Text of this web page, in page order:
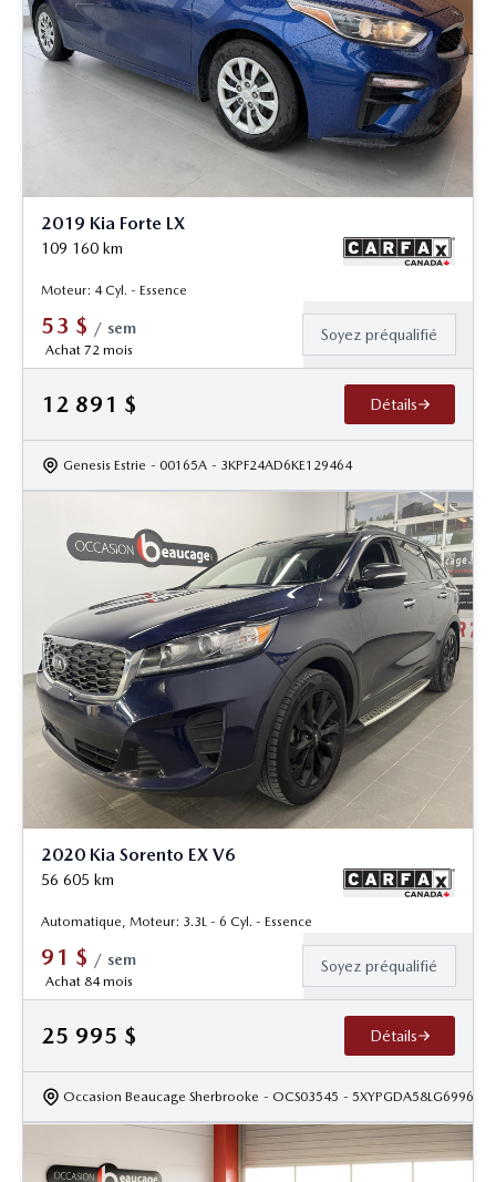
2019 Kia Forte LX
109 160 km
Moteur: 4 Cyl. - Essence
53 $ / sem
Achat 72 mois
Soyez préqualifié
12 891 $ Détails
Genesis Estrie - 00165A - 3KPF24AD6KE129464
2020 Kia Sorento EX V6
56 605 km
Automatique, Moteur: 3.3L - 6 Cyl. - Essence
91 $ / sem
Achat 84 mois
Soyez préqualifié
25 995 $ Détails
Occasion Beaucage Sherbrooke - OCS03545 - 5XYPGDA58LG699615